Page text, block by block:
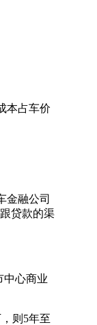
本占车价
金融公司
贷款的渠
心商业
则5年至